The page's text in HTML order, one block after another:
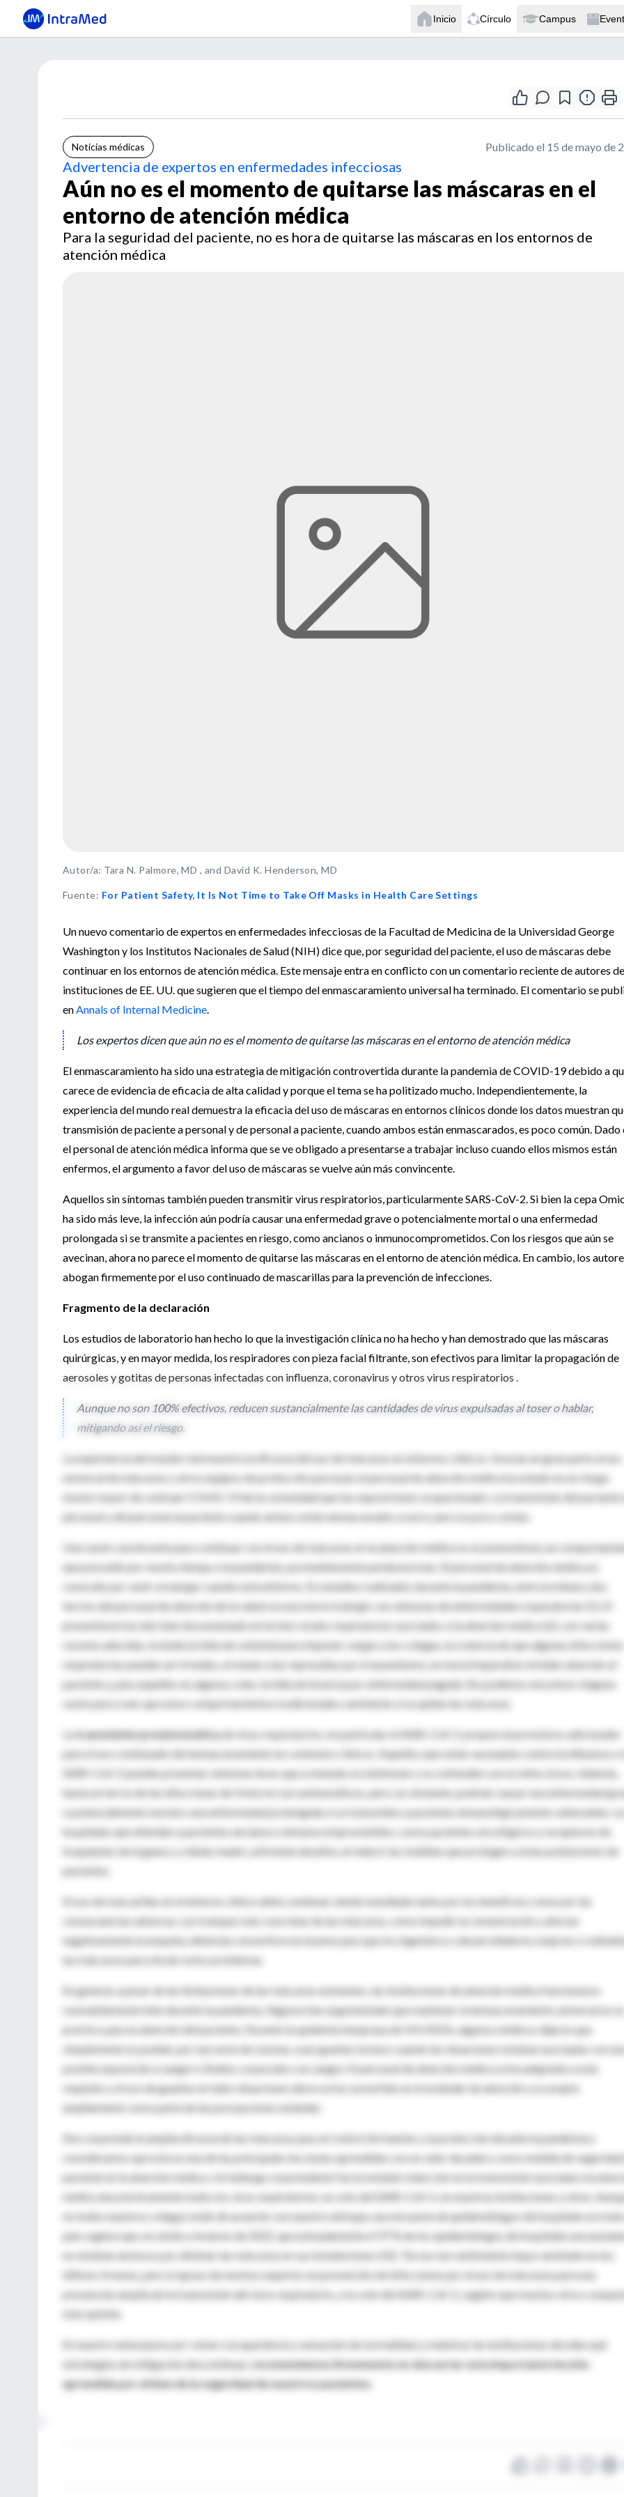
Inicio Círculo Campus
Noticias médicas Publicado el 15 de mayo de
Advertencia de expertos en enfermedades infecciosas
Aún no es el momento de quitarse las máscaras en el
entorno de atención médica
Para la seguridad del paciente, no es hora de quitarse las máscaras en los entornos de
atención médica
Autor/a: Tara N. Palmore, MD , and David K. Henderson, MD
Fuente: For Patient Safety, It Is Not Time to Take Off Masks in Health Care Settings
Un nuevo comentario de expertos en enfermedades infecciosas de la Facultad de Medicina de la Universidad George
Washington y los Institutos Nacionales de Salud (NIH) dice que, por seguridad del paciente, el uso de máscaras debe
continuar en los entornos de atención médica. Este mensaje entra en conflicto con un comentario reciente de autores
instituciones de EE. UU. que sugieren que el tiempo del enmascaramiento universal ha terminado. El comentario se
en Annals of Internal Medicine
Los expertos dicen que aún no es el momento de quitarse las máscaras en el entorno de atención médica
El enmascaramiento ha sido una estrategia de mitigación controvertida durante la pandemia de COVID-19 debido a
carece de evidencia de eficacia de alta calidad y porque el tema se ha politizado mucho. Independientemente, la
experiencia del mundo real demuestra la eficacia del uso de máscaras en entornos clínicos donde los datos muestran
transmisión de paciente a personal y de personal a paciente, cuando ambos están enmascarados, es poco común. Dado
el personal de atención médica informa que se ve obligado a presentarse a trabajar incluso cuando ellos mismos están
enfermos, el argumento a favor del uso de máscaras se vuelve aún más convincente.
Aquellos sin síntomas también pueden transmitir virus respiratorios, particularmente SARS-CoV-2. Si bien la cepa
ha sido más leve, la infección aún podría causar una enfermedad grave o potencialmente mortal o una enfermedad
prolongada si se transmite a pacientes en riesgo, como ancianos o inmunocomprometidos. Con los riesgos que aún se
avecinan, ahora no parece el momento de quitarse las máscaras en el entorno de atención médica. En cambio, los
abogan firmemente por el uso continuado de mascarillas para la prevención de infecciones.
Fragmento de la declaración
Los estudios de laboratorio han hecho lo que la investigación clínica no ha hecho y han demostrado que las máscaras
quirúrgicas, y en mayor medida, los respiradores con pieza facial filtrante, son efectivos para limitar la propagación de
aerosoles y gotitas de personas infectadas con influenza, coronavirus y otros virus respiratorios .
Aunque no son 100% efectivos, reducen sustancialmente las cantidades de virus expulsadas al toser o hablar,
mitigando así el riesgo.
La experiencia del mundo real muestra la eficacia del uso de máscaras en entornos clínicos. Gracias en gran parte al uso
universal de máscaras y otros equipos de protección personal, el personal de atención médica ha estado en un riesgo
mucho mayor de contraer COVID-19 de la comunidad que las exposiciones ocupacionales. La transmisión del paciente
personal y del personal al paciente cuando ambos están enmascarados ocurre, pero es poco común.
Una razón convincente para continuar con el uso de máscaras en la atención médica es elpresentismo , un
que precedió por mucho tiempo a la pandemia y probablemente perdurará más. El personal de atención médica es
conocido por venir a trabajar cuando está enfermo. En estudios realizados durante la pandemia, entre la mitad y dos
tercios del personal de atención de la salud reconocieron trabajar con síntomas de enfermedades respiratorias (5). El
presentismo ha sido bien documentado en brotes virales respiratorios asociados a la atención médica (6), con varias
razones aducidas, incluida la falta de voluntad para imponer cargas a los colegas, la creencia de que algunas infecciones
respiratorias pueden ser triviales, el miedo a las represalias por el ausentismo, un moral imperativo brindar atención al
paciente y, para aquellos en algunos roles, la falta de licencia por enfermedad pagada. No podemos encontrar ninguna
razón para creer que estos comportamientos tradicionales cambiarán si se quitan las máscaras.
Latransmisión presintomáticade virus respiratorios, en particular el SARS-CoV-2, proporciona motivos adicionales
para el uso continuado del enmascaramiento en contextos clínicos. Aquellos que están vacunados contra la influenza o el
SARS-CoV-2 pueden presentar síntomas leves que a menudo se minimizan o se confunden con no infecciosos. Además,
hasta un tercio de las infecciones de Omicron son asintomáticas, pero, no obstante, podrían causar una enfermedad
o potencialmente mortal o una enfermedad prolongada si se transmiten a pacientes inmunológicamente vulnerables. Los
hospitales que atienden a pacientes ancianos e inmunocomprometidos, como pacientes oncológicos y receptores de
trasplantes de órganos y células madre, enfrentan desafíos al reducir las medidas que protegen a estas poblaciones de
pacientes.
El uso de mascarillas en el entorno clínico debe continuar siendo estudiado tanto por los beneficios como por las
consecuencias adversas. Las trampas más concretas de las máscaras, como impedir la comunicación y afectar
negativamente la empatía, deberían convertirse en insumo para que los ingenieros y desarrolladores mejoren o
las máscaras para obviar estos problemas.
En general, a pesar de las limitaciones de las máscaras existentes, las instituciones de atención médica funcionaron
razonablemente bien durante la pandemia. Algunos han argumentado que mantener el enmascaramiento universal no es
práctico para la atención del paciente. Durante la epidemia temprana de VIH/SIDA, algunos médicos dijeron que
simplemente no podían, por una serie de razones, usar guantes incluso cuando las situaciones estaban asociadas con una
posible exposición a sangre o fluidos corporales con sangre. El personal de atención médica se ha adaptado a este
requisito y el uso de guantes en tales situaciones ahora se ha convertido en el estándar de atención y se acepta
ampliamente como parte de las precauciones estándar.
Nos sorprende la amplia eficacia de las máscaras para el control de fuentes y la protección durante la pandemia y
consideramos que esta es una de las principales lecciones aprendidas con un valor duradero como medida de seguridad
paciente en la atención médica. Un hallazgo sorprendente fue la notable reducción en la transmisión asociada a la
médica de prácticamente todos los virus respiratorios, no solo del SARS-CoV-2, en nuestras instituciones y otras.
no todos nuestros colegas están de acuerdo con nuestro enfoque, una encuesta de epidemiólogos de hospitales en todo
país sugiere que, en otoño e invierno de 2022, aproximadamente el 97 % de los epidemiólogos de hospitales
no estaban ansiosos por eliminar las máscaras en sus instalaciones (10). Tal vez ese sentimiento haya cambiado en los
últimos 4 meses, pero el apoyo de muchos expertos en prevención de infecciones por el uso de máscaras para una
prevención amplia de la transmisión del virus respiratorio, y no solo del SARS-CoV-2, sugiere que muchos otros
esta opinión.
En nuestro entusiasmo por volver a la apariencia y sensación de normalidad, y mientras las instituciones deciden qué
estrategias de mitigación descontinuar, recomendamos firmemente no descartar esta importante lección
aprendida por el bien de la seguridad de nuestros pacientes